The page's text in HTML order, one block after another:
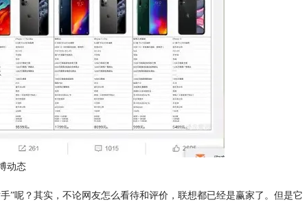
动态
”呢？其实，不论网友怎么看待和评价，联想都已经是赢家了。但是它